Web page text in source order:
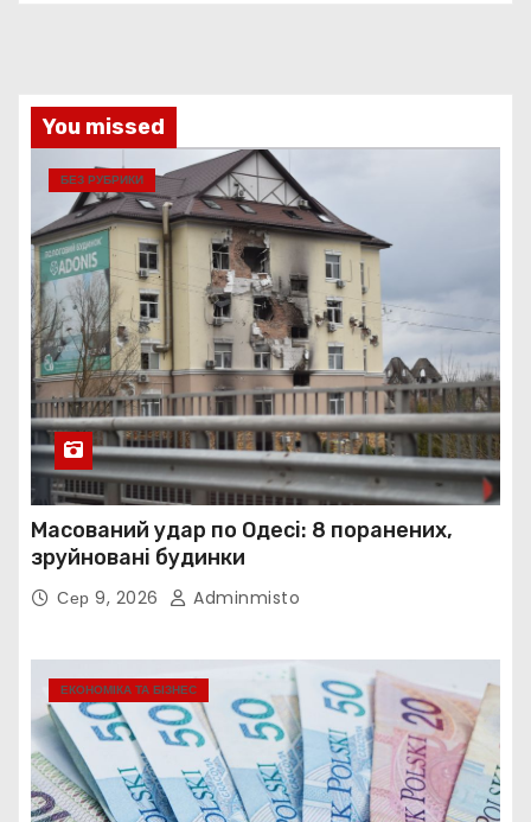
You missed
БЕЗ РУБРИКИ
Масований удар по Одесі: 8 поранених,
зруйновані будинки
Сер 9, 2026 Adminmisto
ЕКОНОМІКА ТА БІЗНЕС